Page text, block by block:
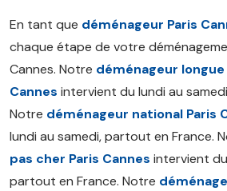
En tant que déménageur Paris
chaque étape de votre
Cannes. Notre déménageur
Cannes intervient du lundi au
Notre déménageur national Paris
lundi au samedi, partout en France.
pas cher Paris Cannes intervient
partout en France. Notre